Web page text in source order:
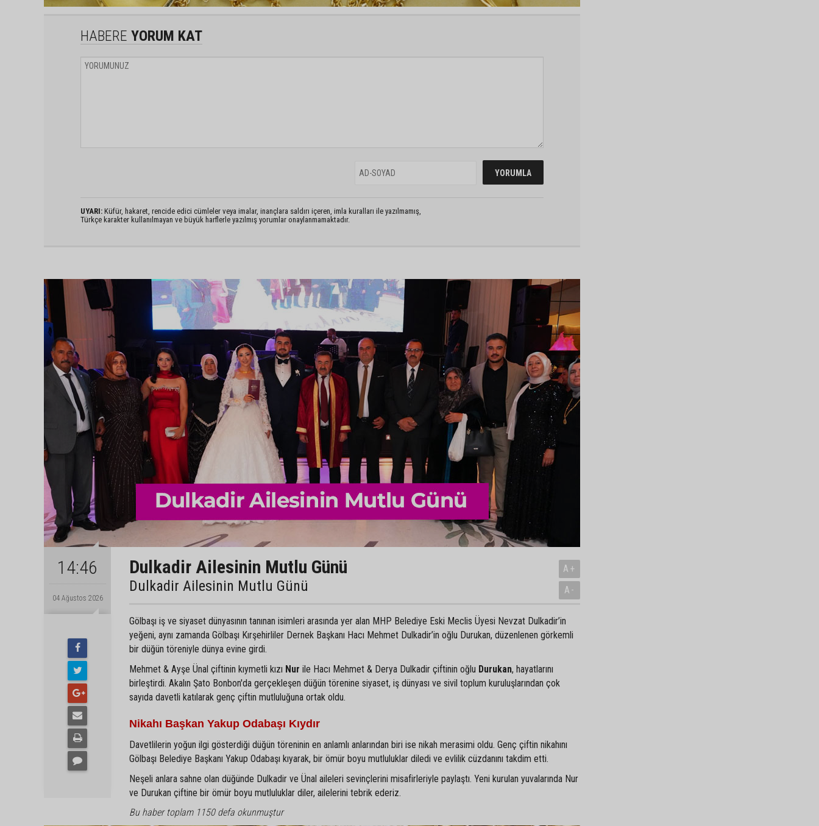
HABERE YORUM KAT
UYARI: Küfür, hakaret, rencide edici cümleler veya imalar, inançlara saldırı içeren, imla kuralları ile yazılmamış,
Türkçe karakter kullanılmayan ve büyük harflerle yazılmış yorumlar onaylanmamaktadır.
14:46
04 Ağustos 2026
Dulkadir Ailesinin Mutlu Günü
Dulkadir Ailesinin Mutlu Günü
A+
A-
Gölbaşı iş ve siyaset dünyasının tanınan isimleri arasında yer alan MHP Belediye Eski Meclis Üyesi Nevzat Dulkadir’in
yeğeni, aynı zamanda Gölbaşı Kırşehirliler Dernek Başkanı Hacı Mehmet Dulkadir’in oğlu Durukan, düzenlenen görkemli
bir düğün töreniyle dünya evine girdi.
Mehmet & Ayşe Ünal çiftinin kıymetli kızı Nur ile Hacı Mehmet & Derya Dulkadir çiftinin oğlu Durukan, hayatlarını
birleştirdi. Akalın Şato Bonbon'da gerçekleşen düğün törenine siyaset, iş dünyası ve sivil toplum kuruluşlarından çok
sayıda davetli katılarak genç çiftin mutluluğuna ortak oldu.
Nikahı Başkan Yakup Odabaşı Kıydır
Davetlilerin yoğun ilgi gösterdiği düğün töreninin en anlamlı anlarından biri ise nikah merasimi oldu. Genç çiftin nikahını
Gölbaşı Belediye Başkanı Yakup Odabaşı kıyarak, bir ömür boyu mutluluklar diledi ve evlilik cüzdanını takdim etti.
Neşeli anlara sahne olan düğünde Dulkadir ve Ünal aileleri sevinçlerini misafirleriyle paylaştı. Yeni kurulan yuvalarında Nur
ve Durukan çiftine bir ömür boyu mutluluklar diler, ailelerini tebrik ederiz.
Bu haber toplam 1150 defa okunmuştur